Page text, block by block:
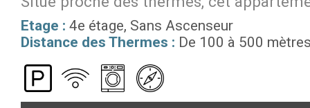
Etage : 4e étage Sans Ascenseur
Distance des Thermes : De 100 à 500